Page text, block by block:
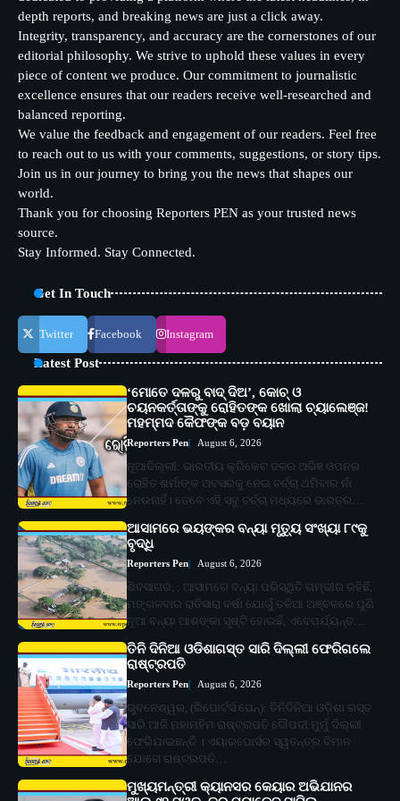
depth reports, and breaking news are just a click away.
Integrity, transparency, and accuracy are the cornerstones of our
editorial philosophy. We strive to uphold these values in every
piece of content we produce. Our commitment to journalistic
excellence ensures that our readers receive well-researched and
balanced reporting.
We value the feedback and engagement of our readers. Feel free
to reach out to us with your comments, suggestions, or story tips.
Join us in our journey to bring you the news that shapes our
world.
Thank you for choosing Reporters PEN as your trusted news
source.
Stay Informed. Stay Connected.
Get In Touch
Twitter Facebook Instagram
Latest Post
‘ମୋତେ ଦଳରୁ ବାଦ୍ ଦିଅ’, କୋଚ୍ ଓ
ଚୟନକର୍ତ୍ତାଙ୍କୁ ରୋହିତଙ୍କ ଖୋଲା ଚ୍ୟାଲେଞ୍ଜ!
ମହମ୍ମଦ କୈଫଙ୍କ ବଡ଼ ବୟାନ
Reporters Pen August 6, 2026
ନୂଆଦିଲ୍ଲୀ: ଭାରତୀୟ କ୍ରିକେଟ ଦଳର ଅଭିଜ୍ଞ ଓପନର
ରୋହିତ ଶର୍ମାଙ୍କ ଅବସରକୁ ନେଇ ଚର୍ଚ୍ଚା ଥମିବାର ନାଁ
ନେଉନାହିଁ। ତେବେ ଏହି ସବୁ ଚର୍ଚ୍ଚା ମଧ୍ୟରେ ଭାରତର…
ଆସାମରେ ଭୟଙ୍କର ବନ୍ୟା ମୃତ୍ୟୁ ସଂଖ୍ୟା ୮୯କୁ
ବୃଦ୍ଧି
Reporters Pen August 6, 2026
ଶିବସାଗର, : ଆସାମରେ ବନ୍ୟା ପରିସ୍ଥିତି ଗମ୍ଭୀର ରହିଛି,
ମଙ୍ଗଳବାର ରାତିସାରା ବର୍ଷା ଯୋଗୁଁ ତଳିଆ ଅଞ୍ଚଳରେ ପୁଣି
ନୂଆ ବନ୍ୟା ଆଶଙ୍କା ସୃଷ୍ଟି ହୋଇଛି, ଏବେପର୍ଯ୍ୟନ୍ତ…
ତିନି ଦିନିଆ ଓଡିଶାଗସ୍ତ ସାରି ଦିଲ୍ଲୀ ଫେରିଗଲେ
ରାଷ୍ଟ୍ରପତି
Reporters Pen August 6, 2026
ଭୁବନେଶ୍ୱର, (ରିପୋର୍ଟର୍ସ ପେନ୍‌): ତିନିଦିନିଆ ଓଡ଼ିଶା ଗସ୍ତ
ସାରି ଆଜି ମହାମହିମ ରାଷ୍ଟ୍ରପତି ଦୌପଦୀ ମୁର୍ମୁ ଦିଲ୍ଲୀ
ଫେରିଯାଇଛନ୍ତି । ଏୟାରପୋର୍ସର ସ୍ୱତନ୍ତ୍ର ବିମାନ
ଯୋଗେ ରାଷ୍ଟ୍ରପତି…
ମୁଖ୍ୟମନ୍ତ୍ରୀ କ୍ୟାନସର କେୟାର ଅଭିଯାନର